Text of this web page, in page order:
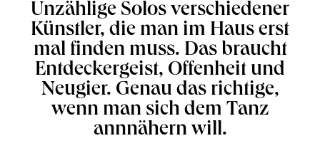
Unzählige Solos verschiedener
Künstler, die man im Haus erst
mal finden muss. Das braucht
Entdeckergeist, Offenheit und
Neugier. Genau das richtige,
wenn man sich dem Tanz
annnähern will.